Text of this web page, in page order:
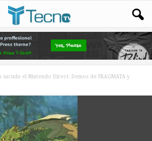
sacude el Nintendo Direct: Demos de PRAGMATA y